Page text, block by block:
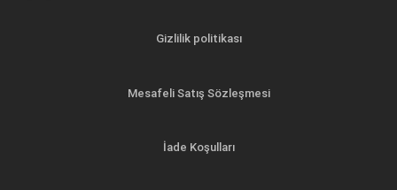
Gizlilik politikası
Mesafeli Satış Sözleşmesi
İade Koşulları